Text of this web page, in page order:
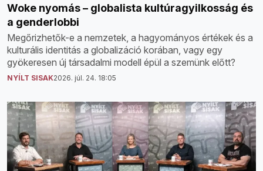
Woke nyomás – globalista kultúragyilkosság és
a genderlobbi
Megőrizhetők-e a nemzetek, a hagyományos értékek és a
kulturális identitás a globalizáció korában, vagy egy
gyökeresen új társadalmi modell épül a szemünk előtt?
NYÍLT SISAK2026. júl. 24. 18:05